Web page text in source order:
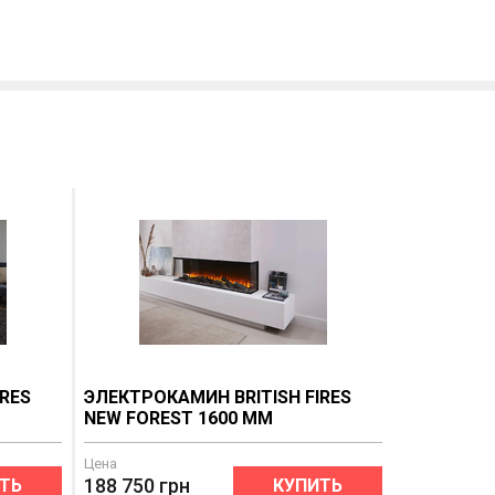
ЭЛЕКТРОКАМИН BRITISH FIRES
NEW FOREST 1600 MM
Цена
188 750 грн КУПИТЬ